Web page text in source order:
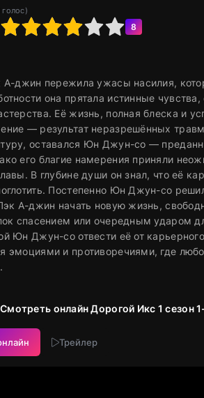
голос)
9 10 8
А-джин пережила ужасы насилия,
она прятала истинные
Её жизнь, полная блеска и
— результат неразрешённых
оставался Юн Джун-со —
его благие намерения приняли
В глубине души он знал, что её
Постепенно Юн Джун-со
А-джин начать новую жизнь,
спасением или очередным ударом
Юн Джун-со отвести её от
эмоциями и противоречиями, где
Смотреть онлайн Дорогой Икс 1 сезон
Трейлер